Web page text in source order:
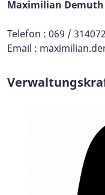
Maximilian Demuth
Telefon : 069 /
Email :